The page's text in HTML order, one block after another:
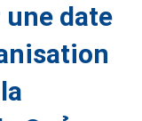
date